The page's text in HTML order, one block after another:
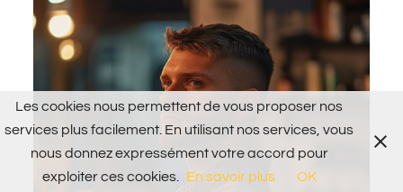
Les cookies nous permettent de vous proposer nos
services plus facilement. En utilisant nos services, vous
nous donnez expressément votre accord pour
exploiter ces cookies.
En savoir plus OK